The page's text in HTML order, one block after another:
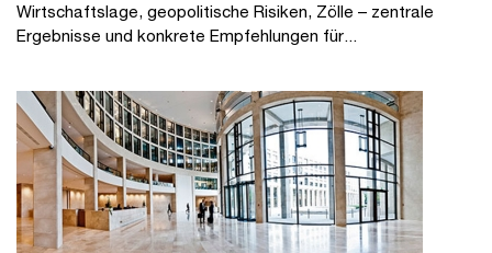
Wirtschaftslage, geopolitische Risiken, Zölle – zentrale
Ergebnisse und konkrete Empfehlungen für...